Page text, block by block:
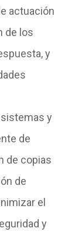
actuación
de los
y
y
de
de copias
de
el
y